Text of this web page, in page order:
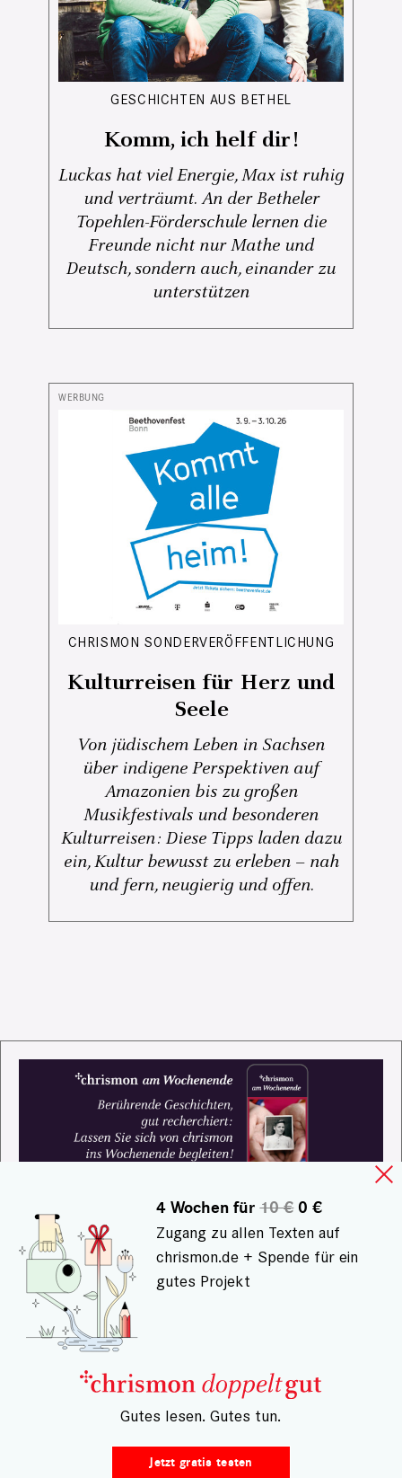
GESCHICHTEN AUS BETHEL
Komm, ich helf dir!
Luckas hat viel Energie, Max ist ruhig
und verträumt. An der Betheler
Topehlen-Förderschule lernen die
Freunde nicht nur Mathe und
Deutsch, sondern auch, einander zu
unterstützen
CHRISMON SONDERVERÖFFENTLICHUNG
Kulturreisen für Herz und
Seele
Von jüdischem Leben in Sachsen
über indigene Perspektiven auf
Amazonien bis zu großen
Musikfestivals und besonderen
Kulturreisen: Diese Tipps laden dazu
ein, Kultur bewusst zu erleben – nah
und fern, neugierig und offen.
4 Wochen für10 €0 €
Zugang zu allen Texten auf
chrismon.de + Spende für ein
gutes Projekt
– Gutes lesen. Gutes tun.
Jetzt gratis testen